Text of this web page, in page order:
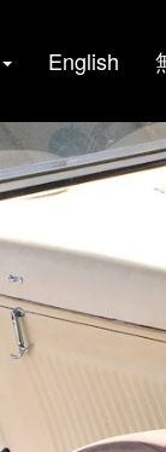
English